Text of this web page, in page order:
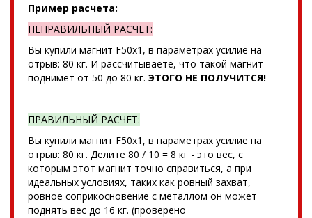
Пример расчета:
НЕПРАВИЛЬНЫЙ РАСЧЕТ:
Вы купили магнит F50x1, в параметрах усилие на
отрыв: 80 кг. И рассчитываете, что такой магнит
поднимет от 50 до 80 кг. ЭТОГО НЕ ПОЛУЧИТСЯ!
ПРАВИЛЬНЫЙ РАСЧЕТ:
Вы купили магнит F50x1, в параметрах усилие на
отрыв: 80 кг. Делите 80 / 10 = 8 кг - это вес, с
которым этот магнит точно справиться, а при
идеальных условиях, таких как ровный захват,
ровное соприкосновение с металлом он может
поднять вес до 16 кг. (проверено